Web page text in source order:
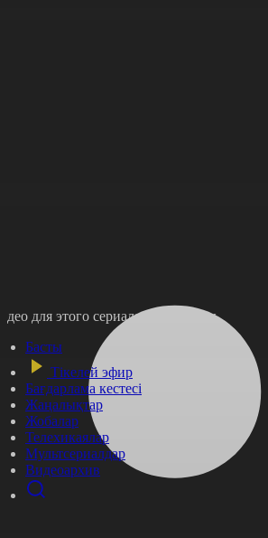
для этого сериала не найдены
Басты
Тікелей эфир
Бағдарлама кестесі
Жаңалықтар
Жобалар
Телехикаялар
Мультсериалдар
Видеоархив